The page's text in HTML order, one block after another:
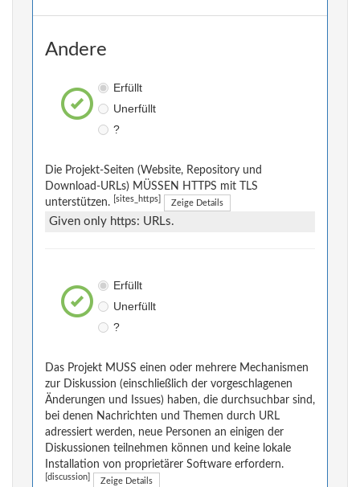
Andere
Erfüllt
Unerfüllt
?
Die Projekt-Seiten (Website, Repository und
Download-URLs) MÜSSEN HTTPS mit TLS
unterstützen.
[sites_https] Zeige Details
Given only https: URLs.
Erfüllt
Unerfüllt
?
Das Projekt MUSS einen oder mehrere Mechanismen
zur Diskussion (einschließlich der vorgeschlagenen
Änderungen und Issues) haben, die durchsuchbar sind,
bei denen Nachrichten und Themen durch URL
adressiert werden, neue Personen an einigen der
Diskussionen teilnehmen können und keine lokale
Installation von proprietärer Software erfordern.
[discussion] Zeige Details